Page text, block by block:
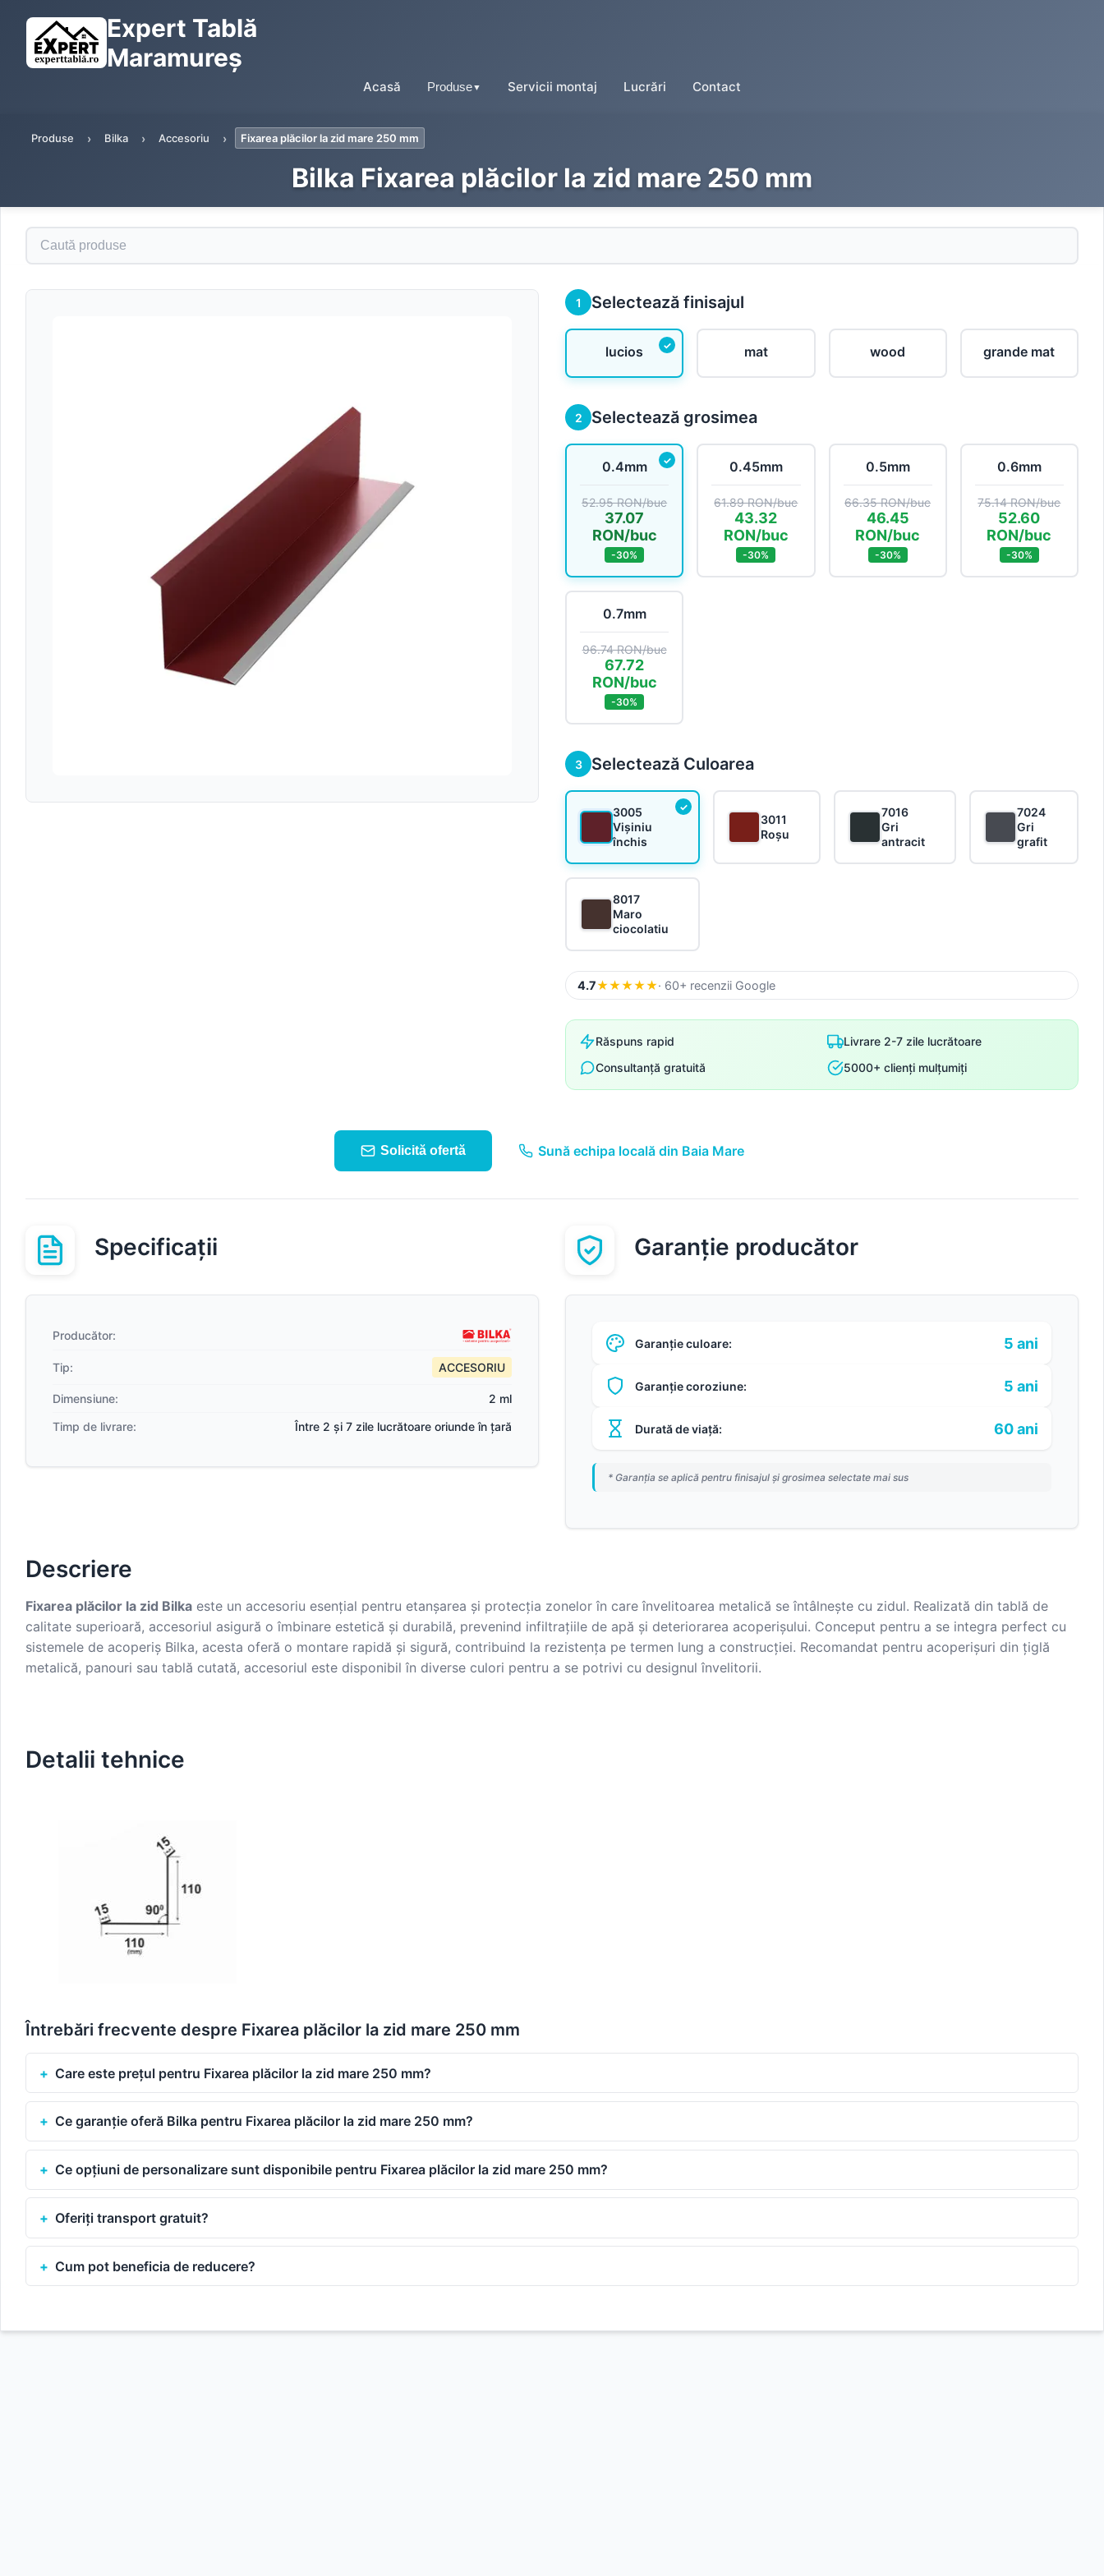
Expert Tablă
Maramureș
Acasă Produse▼
Tablă prefălțuită click
Servicii montaj Lucrări Contact
Produse Bilka Accesoriu Fixarea plăcilor la zid mare 250 mm
Bilka Fixarea plăcilor la zid mare 250 mm
Caută produse
1 Selectează finisajul
lucios mat wood grande mat
2 Selectează grosimea
0.4mm
52.95 RON/buc
37.07
RON/buc
-30%
0.45mm
61.89 RON/buc
43.32
RON/buc
-30%
0.5mm
66.35 RON/buc
46.45
RON/buc
-30%
0.6mm
75.14 RON/buc
52.60
RON/buc
-30%
0.7mm
96.74 RON/buc
67.72
RON/buc
-30%
3 Selectează Culoarea
3005
Vișiniu
închis
3011
Roșu
7016
Gri
antracit
7024
Gri
grafit
8017
Maro
ciocolatiu
4.7★★★★★· 60+ recenzii Google
Răspuns rapid
Livrare 2-7 zile lucrătoare
Consultanță gratuită
5000+ clienți mulțumiți
Solicită ofertă Sună echipa locală din Baia Mare
Specificații
Producător:
Tip: ACCESORIU
Dimensiune:
2 ml
Timp de livrare:
Între 2 și 7 zile lucrătoare oriunde în țară
Garanție producător
Garanție culoare: 5 ani
Garanție coroziune: 5 ani
Durată de viață: 60 ani
* Garanția se aplică pentru finisajul și grosimea selectate mai sus
Descriere
Fixarea plăcilor la zid Bilka este un accesoriu esențial pentru etanșarea și protecția zonelor în care învelitoarea metalică se întâlnește cu zidul. Realizată din tablă de
calitate superioară, accesoriul asigură o îmbinare estetică și durabilă, prevenind infiltrațiile de apă și deteriorarea acoperișului. Conceput pentru a se integra perfect cu
sistemele de acoperiș Bilka, acesta oferă o montare rapidă și sigură, contribuind la rezistența pe termen lung a construcției. Recomandat pentru acoperișuri din țiglă
metalică, panouri sau tablă cutată, accesoriul este disponibil în diverse culori pentru a se potrivi cu designul învelitorii.
Detalii tehnice
Întrebări frecvente despre Fixarea plăcilor la zid mare 250 mm
Care este prețul pentru Fixarea plăcilor la zid mare 250 mm?
Ce garanție oferă Bilka pentru Fixarea plăcilor la zid mare 250 mm?
Ce opțiuni de personalizare sunt disponibile pentru Fixarea plăcilor la zid mare 250 mm?
Oferiți transport gratuit?
Cum pot beneficia de reducere?